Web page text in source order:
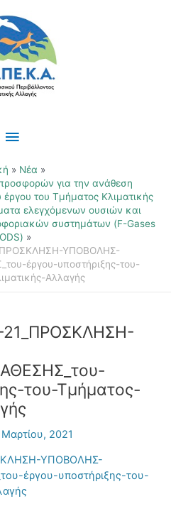
Κύριο
Μενού
Νέα
για την ανάθεση
του Τμήματος Κλιματικής
ελεγχόμενων ουσιών και
συστημάτων (F-Gases
ΥΠΟΒΟΛΗΣ-
έργου-υποστήριξης-του-
Αλλαγής
21_ΠΡΟΣΚΛΗΣΗ-
του-Τμήματος-
2021
ΥΠΟΒΟΛΗΣ-
έργου-υποστήριξης-του-